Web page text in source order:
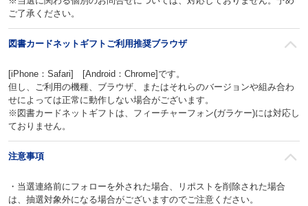
ご了承ください。
図書カードネットギフトご利用推奨ブラウザ
[iPhone：Safari] [Android：Chrome]です。
但し、ご利用の機種、ブラウザ、またはそれらのバージョンや組み合わ
せによっては正常に動作しない場合がございます。
※図書カードネットギフトは、フィーチャーフォン(ガラケー)には対応し
ておりません。
注意事項
・当選連絡前にフォローを外された場合、リポストを削除された場合
は、抽選対象外になる場合がございますのでご注意ください。